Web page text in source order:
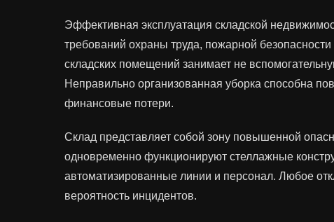
Эффективная эксплуатация складской
требований охраны труда, пожарной
складских помещений занимает не
Неправильно организованная уборка способна
финансовые потери.
Склад представляет собой зону повышенной
одновременно функционируют стеллажные
автоматизированные линии и персонал. Любое
вероятность инцидентов.